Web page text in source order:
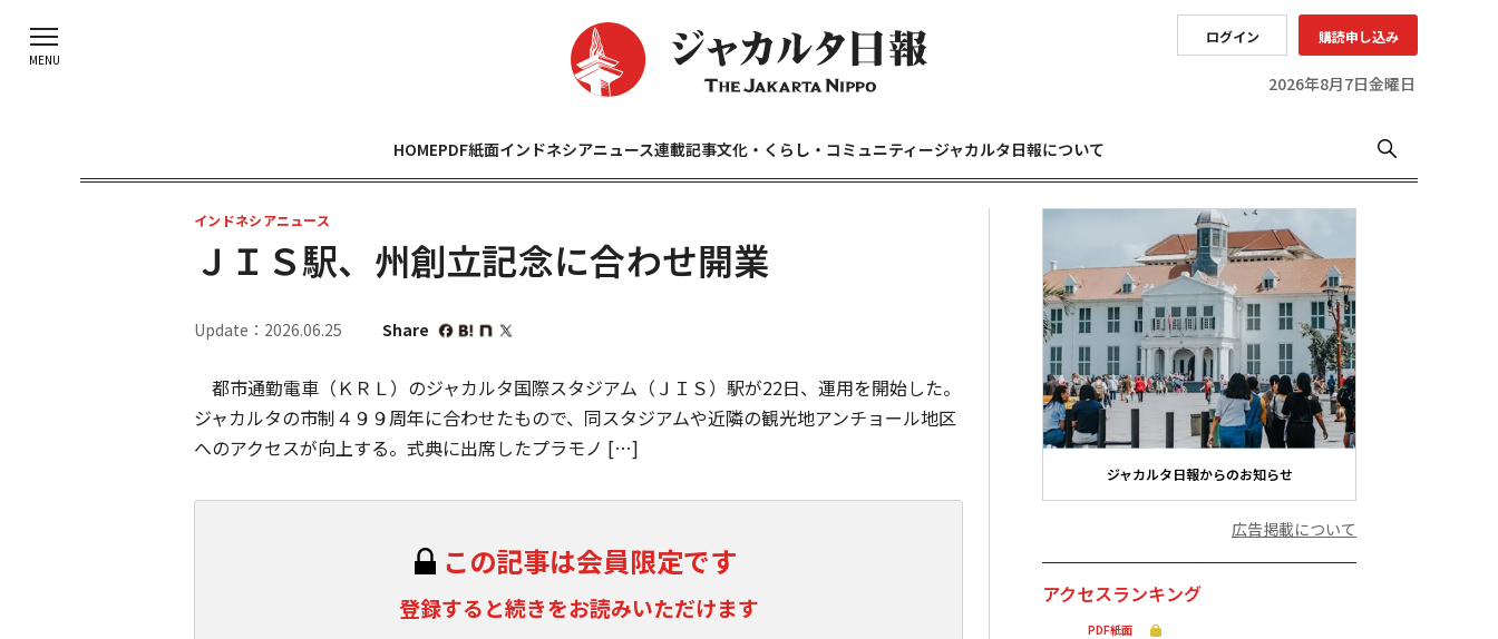
ログイン 購読申し込み
2026年8月7日金曜日
HOMEPDF紙面インドネシアニュース連載記事文化・くらし・コミュニティージャカルタ日報について
インドネシアニュース
ＪＩＳ駅、州創立記念に合わせ開業
Update：2026.06.25 Share
都市通勤電車（ＫＲＬ）のジャカルタ国際スタジアム（ＪＩＳ）駅が22日、運用を開始した。
ジャカルタの市制４９９周年に合わせたもので、同スタジアムや近隣の観光地アンチョール地区
へのアクセスが向上する。式典に出席したプラモノ […]
この記事は会員限定です
登録すると続きをお読みいただけます
ジャカルタ日報からのお知らせ
広告掲載について
アクセスランキング
PDF紙面